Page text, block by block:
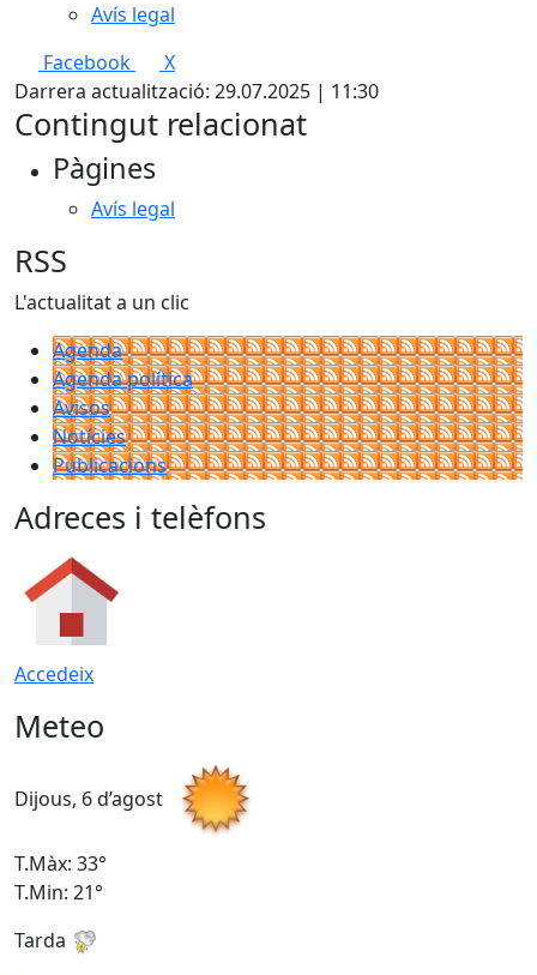
Avís legal
Facebook
X
Darrera actualització: 29.07.2025 | 11:30
Contingut relacionat
Pàgines
Avís legal
RSS
L'actualitat a un clic
Agenda
Agenda política
Avisos
Notícies
Publicacions
Adreces i telèfons
Accedeix
Meteo
Dijous, 6 d’agost
T.Màx: 33°
T.Min: 21°
Tarda